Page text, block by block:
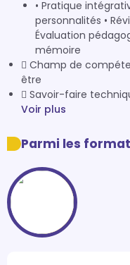
• Pratique
personnalités •
Évaluation
mémoire
 Champ de
être
 Savoir-faire
Voir plus
Parmi les